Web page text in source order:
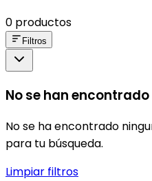
0 productos
Filtros
No se han
No se ha encontrado
para tu búsqueda.
Limpiar filtros